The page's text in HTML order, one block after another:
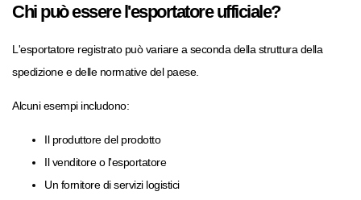
Chi può essere l'esportatore ufficiale?
L'esportatore registrato può variare a seconda della struttura della
spedizione e delle normative del paese.
Alcuni esempi includono:
Il produttore del prodotto
Il venditore o l'esportatore
Un fornitore di servizi logistici